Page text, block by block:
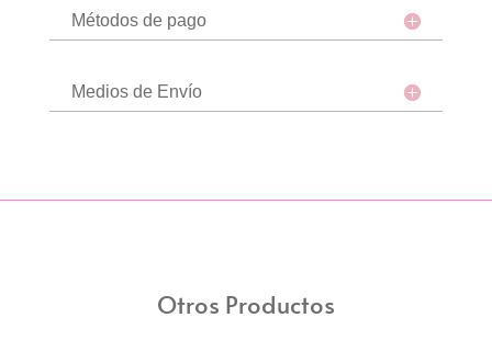
Métodos de pago
Medios de Envío
Otros Productos